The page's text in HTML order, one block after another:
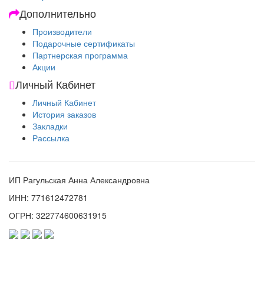
Дополнительно
Производители
Подарочные сертификаты
Партнерская программа
Акции
Личный Кабинет
Личный Кабинет
История заказов
Закладки
Рассылка
ИП Рагульская Анна Александровна
ИНН: 771612472781
ОГРН: 322774600631915